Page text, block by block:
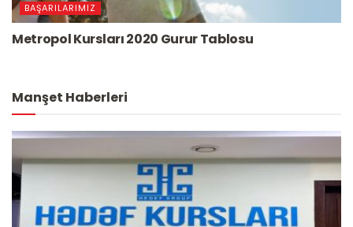
BAŞARILARIMIZ
Metropol Kursları 2020 Gurur Tablosu
Manşet Haberleri